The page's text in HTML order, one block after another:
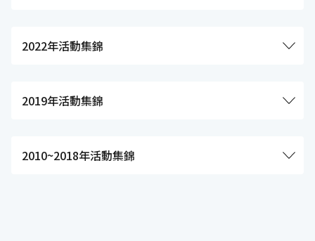
2022年活動集錦
2019年活動集錦
2010~2018年活動集錦